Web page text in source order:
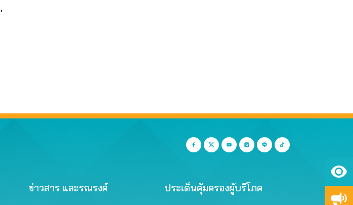
ข่าวสาร และรณรงค์ ประเด็นคุ้มครองผู้บริโภค